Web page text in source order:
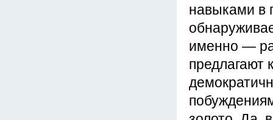
навыками в
именно —
предлагают